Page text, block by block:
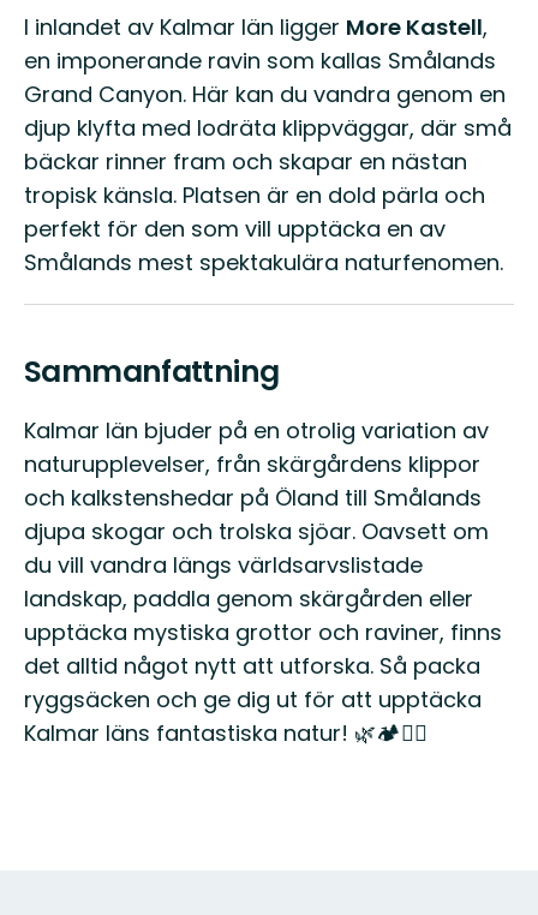
I inlandet av Kalmar län ligger More Kastell,
en imponerande ravin som kallas Smålands
Grand Canyon. Här kan du vandra genom en
djup klyfta med lodräta klippväggar, där små
bäckar rinner fram och skapar en nästan
tropisk känsla. Platsen är en dold pärla och
perfekt för den som vill upptäcka en av
Smålands mest spektakulära naturfenomen.
Sammanfattning
Kalmar län bjuder på en otrolig variation av
naturupplevelser, från skärgårdens klippor
och kalkstenshedar på Öland till Smålands
djupa skogar och trolska sjöar. Oavsett om
du vill vandra längs världsarvslistade
landskap, paddla genom skärgården eller
upptäcka mystiska grottor och raviner, finns
det alltid något nytt att utforska. Så packa
ryggsäcken och ge dig ut för att upptäcka
Kalmar läns fantastiska natur! 🌿🏕️🚶‍♂️